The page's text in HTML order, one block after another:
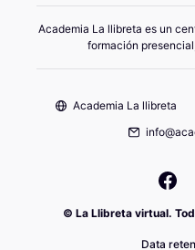
Academia La llibreta es un
formación
Academia La llibreta
© La Llibreta virtual.
Data